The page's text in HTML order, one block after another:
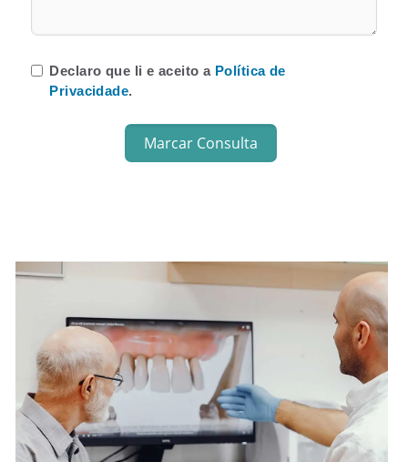
Declaro que li e aceito a Política de
Privacidade.
Marcar Consulta